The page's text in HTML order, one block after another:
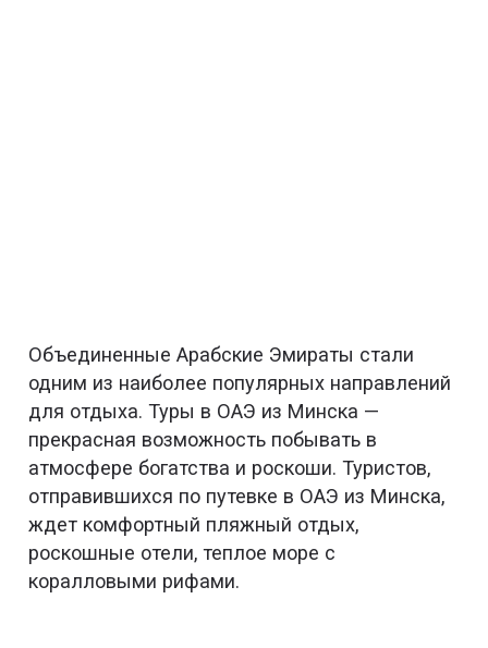
Объединенные Арабские Эмираты стали
одним из наиболее популярных направлений
для отдыха. Туры в ОАЭ из Минска —
прекрасная возможность побывать в
атмосфере богатства и роскоши. Туристов,
отправившихся по путевке в ОАЭ из Минска,
ждет комфортный пляжный отдых,
роскошные отели, теплое море с
коралловыми рифами.